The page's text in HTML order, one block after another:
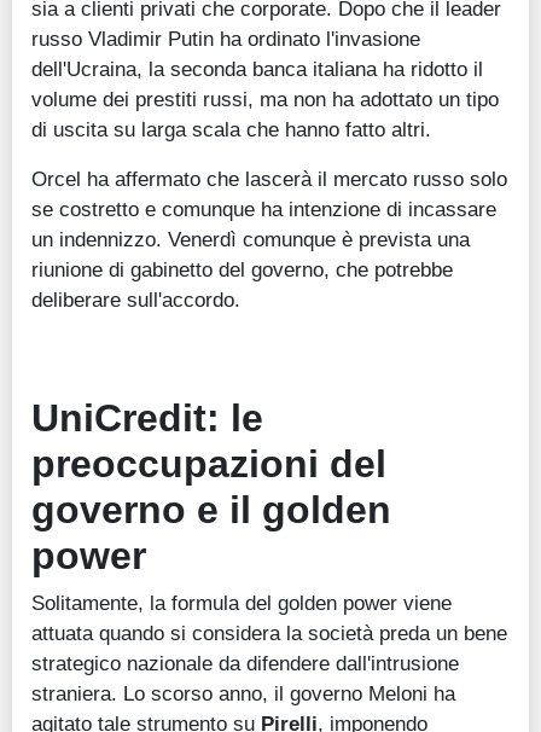
sia a clienti privati che corporate. Dopo che il leader
russo Vladimir Putin ha ordinato l'invasione
dell'Ucraina, la seconda banca italiana ha ridotto il
volume dei prestiti russi, ma non ha adottato un tipo
di uscita su larga scala che hanno fatto altri.
Orcel ha affermato che lascerà il mercato russo solo
se costretto e comunque ha intenzione di incassare
un indennizzo. Venerdì comunque è prevista una
riunione di gabinetto del governo, che potrebbe
deliberare sull'accordo.
UniCredit: le
preoccupazioni del
governo e il golden
power
Solitamente, la formula del golden power viene
attuata quando si considera la società preda un bene
strategico nazionale da difendere dall'intrusione
straniera. Lo scorso anno, il governo Meloni ha
agitato tale strumento su Pirelli, imponendo